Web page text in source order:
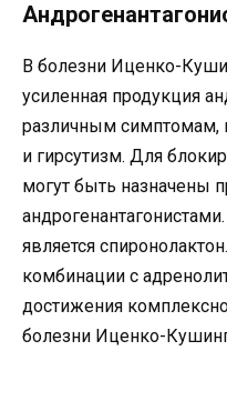
В болезни Иценко-
усиленная продукция
различным симптомам,
и гирсутизм. Для
могут быть назначены
является
комбинации с
достижения
болезни Иценко-